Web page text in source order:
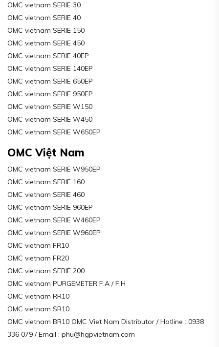
OMC vietnam SERIE 30
OMC vietnam SERIE 40
OMC vietnam SERIE 150
OMC vietnam SERIE 450
OMC vietnam SERIE 40EP
OMC vietnam SERIE 140EP
OMC vietnam SERIE 650EP
OMC vietnam SERIE 950EP
OMC vietnam SERIE W150
OMC vietnam SERIE W450
OMC vietnam SERIE W650EP
OMC Việt Nam
OMC vietnam SERIE W950EP
OMC vietnam SERIE 160
OMC vietnam SERIE 460
OMC vietnam SERIE 960EP
OMC vietnam SERIE W460EP
OMC vietnam SERIE W960EP
OMC vietnam FR10
OMC vietnam FR20
OMC vietnam SERIE 200
OMC vietnam PURGEMETER F.A / F.H
OMC vietnam RR10
OMC vietnam SR10
OMC vietnam BR10 OMC Viet Nam Distributor / Hotline : 0938
336 079 / Email : phu@hgpvietnam.com